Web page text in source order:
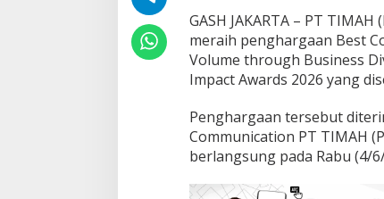
GASH JAKARTA – PT
meraih penghargaan Best
Volume through Business
Impact Awards 2026 yang
Penghargaan tersebut
Communication PT TIMAH
berlangsung pada Rabu (4/